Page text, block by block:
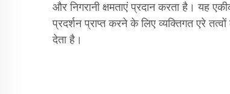
और निगरानी क्षमताएं प्रदान करता है। यह
प्रदर्शन प्राप्त करने के लिए व्यक्तिगत एरे
देता है।